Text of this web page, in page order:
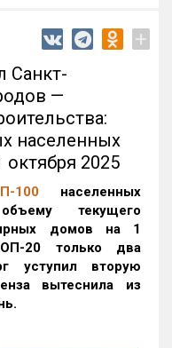
+
Санкт-
—
населенных
2025
100 населенных
текущего
домов на 1
20 только два
уступил вторую
вытеснила из